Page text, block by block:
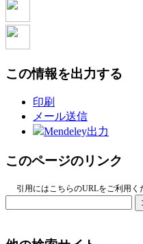
この情報を出力する
印刷
メール送信
Mendeley出力
このページのリンク
引用にはこちらのURLをご利用く